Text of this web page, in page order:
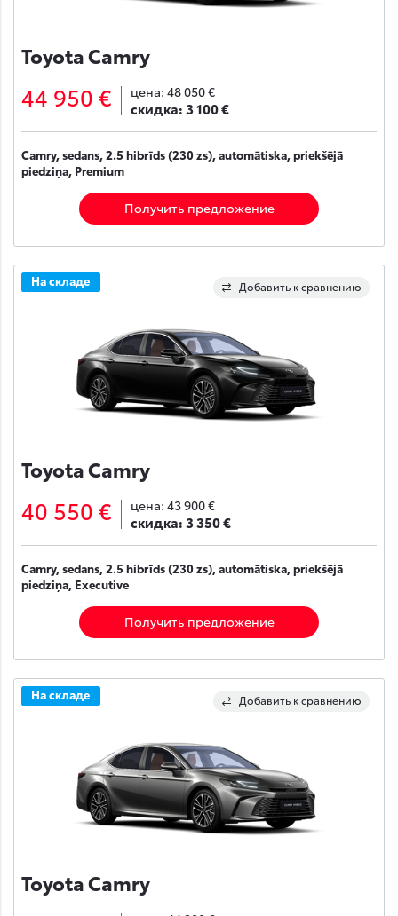
Toyota Camry
44 950 € цена: 48 050 €
скидка:3 100 €
Camry, sedans, 2.5 hibrīds (230 zs), automātiska, priekšējā
piedziņa, Premium
Получить предложение
Добавить к сравнению
На складе
Toyota Camry
40 550 € цена: 43 900 €
скидка:3 350 €
Camry, sedans, 2.5 hibrīds (230 zs), automātiska, priekšējā
piedziņa, Executive
Получить предложение
Добавить к сравнению
На складе
Toyota Camry